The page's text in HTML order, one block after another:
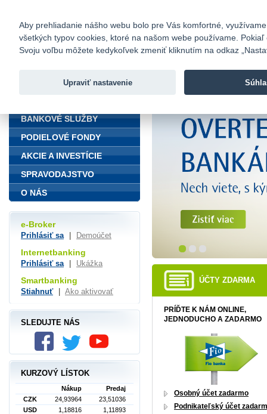
Fio banka
Fio banka
ÚČTY ZDARMA
PRÍĎTE K NÁM ONLINE,
JEDNODUCHO A ZADARMO
Osobný účet zadarmo
Podnikateľský účet
BANKOVÉ SLUŽBY
PODIELOVÉ FONDY
AKCIE A INVESTÍCIE
SPRAVODAJSTVO
O NÁS
e-Broker
Prihlásiť sa Demoúčet
Internetbanking
Prihlásiť sa Ukážka
Smartbanking
Stiahnuť Ako aktivovať
SLEDUJTE NÁS
KURZOVÝ LÍSTOK
Nákup
Predaj
CZK
24,93964
23,51036
USD
1,18816
1,11893
Aby prehliadanie nášho webu bolo pre Vás komfortné,
všetkých typov cookies, ktoré na našom webe používame.
Svoju voľbu môžete kedykoľvek zmeniť kliknutím na odkaz
Upraviť nastavenie